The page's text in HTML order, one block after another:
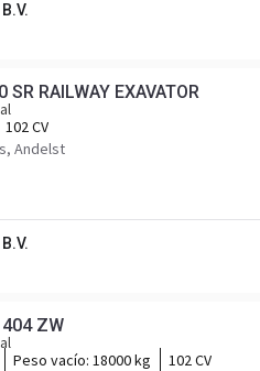
RAILWAY EXAVATOR
102 CV
Andelst
ZW
Peso vacío: 18000 kg
102 CV